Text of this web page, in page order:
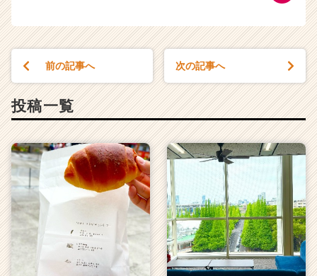
前の記事へ 次の記事へ
投稿一覧